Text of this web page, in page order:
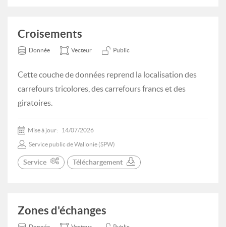
Croisements
Donnée Vecteur Public
Cette couche de données reprend la localisation des
carrefours tricolores, des carrefours francs et des
giratoires.
Mise à jour: 14/07/2026
Service public de Wallonie (SPW)
Service Téléchargement
Zones d'échanges